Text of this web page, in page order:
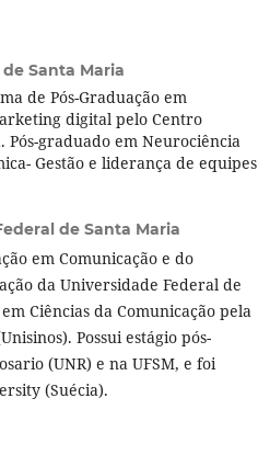
Santa Maria
de Pós-Graduação em
digital pelo Centro
Pós-graduado em Neurociência
Gestão e liderança de equipes
de Santa Maria
em Comunicação e do
da Universidade Federal de
Ciências da Comunicação pela
Possui estágio pós-
(UNR) e na UFSM, e foi
(Suécia).